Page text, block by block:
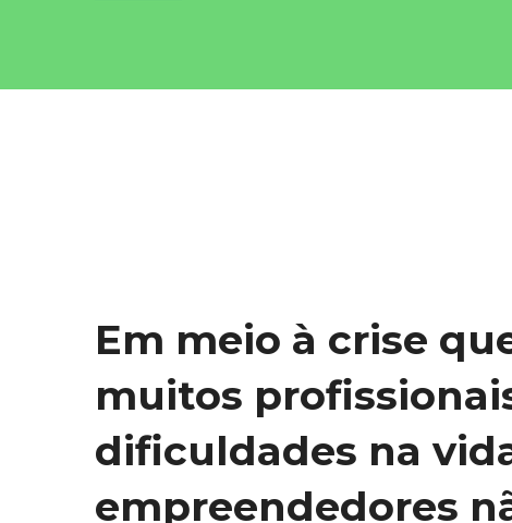
Em meio à crise
muitos
dificuldades na
empreendedores